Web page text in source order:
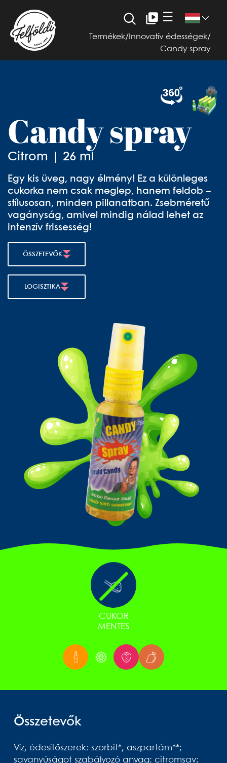
☰
Termékek/ Innovatív édességek/
Candy spray
Candy spray
Citrom | 26 ml
Egy kis üveg, nagy élmény! Ez a különleges
cukorka nem csak meglep, hanem feldob –
stílusosan, minden pillanatban. Zsebméretű
vagányság, amivel mindig nálad lehet az
intenzív frissesség!
ÖSSZETEVŐK
LOGISZTIKA
CUKOR
MENTES
Összetevők
Víz, édesítőszerek: szorbit*, aszpartám**;
savanyúságot szabályozó anyag: citromsav;